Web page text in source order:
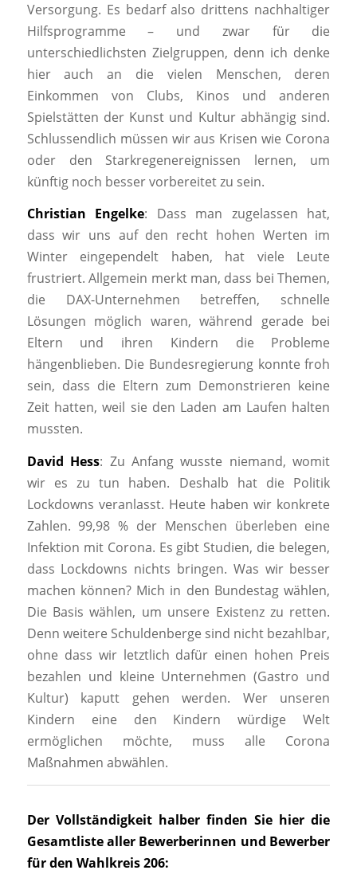
Versorgung. Es bedarf also drittens nachhaltiger
Hilfsprogramme – und zwar für die
unterschiedlichsten Zielgruppen, denn ich denke
hier auch an die vielen Menschen, deren
Einkommen von Clubs, Kinos und anderen
Spielstätten der Kunst und Kultur abhängig sind.
Schlussendlich müssen wir aus Krisen wie Corona
oder den Starkregenereignissen lernen, um
künftig noch besser vorbereitet zu sein.
Christian Engelke: Dass man zugelassen hat,
dass wir uns auf den recht hohen Werten im
Winter eingependelt haben, hat viele Leute
frustriert. Allgemein merkt man, dass bei Themen,
die DAX-Unternehmen betreffen, schnelle
Lösungen möglich waren, während gerade bei
Eltern und ihren Kindern die Probleme
hängenblieben. Die Bundesregierung konnte froh
sein, dass die Eltern zum Demonstrieren keine
Zeit hatten, weil sie den Laden am Laufen halten
mussten.
David Hess: Zu Anfang wusste niemand, womit
wir es zu tun haben. Deshalb hat die Politik
Lockdowns veranlasst. Heute haben wir konkrete
Zahlen. 99,98 % der Menschen überleben eine
Infektion mit Corona. Es gibt Studien, die belegen,
dass Lockdowns nichts bringen. Was wir besser
machen können? Mich in den Bundestag wählen,
Die Basis wählen, um unsere Existenz zu retten.
Denn weitere Schuldenberge sind nicht bezahlbar,
ohne dass wir letztlich dafür einen hohen Preis
bezahlen und kleine Unternehmen (Gastro und
Kultur) kaputt gehen werden. Wer unseren
Kindern eine den Kindern würdige Welt
ermöglichen möchte, muss alle Corona
Maßnahmen abwählen.
Der Vollständigkeit halber finden Sie hier die
Gesamtliste aller Bewerberinnen und Bewerber
für den Wahlkreis 206: